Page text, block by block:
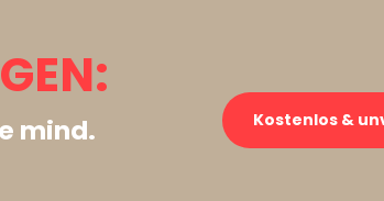
mind.
Kostenlos &